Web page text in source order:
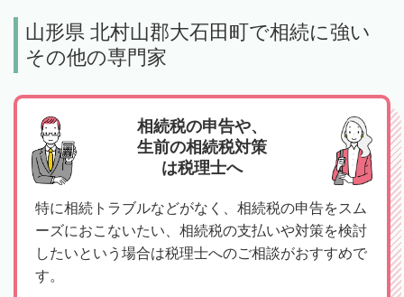
山形県 北村山郡大石田町で相続に強い
その他の専門家
相続税の申告や、
生前の相続税対策
は税理士へ
特に相続トラブルなどがなく、相続税の申告をスム
ーズにおこないたい、相続税の支払いや対策を検討
したいという場合は税理士へのご相談がおすすめで
す。